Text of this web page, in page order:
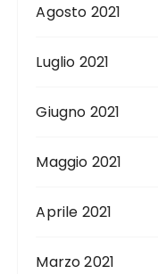
Agosto 2021
Luglio 2021
Giugno 2021
Maggio 2021
Aprile 2021
Marzo 2021